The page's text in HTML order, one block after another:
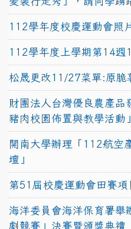
112學年度校慶運動會照
112學年度上學期第14
松晟更改11/27菜單:原脆
財團法人台灣優良農產品
豬肉校園佈置與教學活動」
開南大學辦理「112航空
壇」
第51屆校慶運動會田賽項
海洋委員會海洋保育署
劇競賽」決賽暨頒獎典禮